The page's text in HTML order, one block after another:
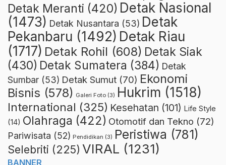
Detak Meranti (420) Detak Nasional
(1473) Detak Nusantara (53) Detak
Pekanbaru (1492) Detak Riau
(1717) Detak Rohil (608) Detak Siak
(430) Detak Sumatera (384) Detak
Sumbar (53) Detak Sumut (70) Ekonomi
Bisnis (578) Galeri Foto (3) Hukrim (1518)
International (325) Kesehatan (101) Life Style
(14) Olahraga (422) Otomotif dan Tekno (72)
Pariwisata (52) Pendidikan (3) Peristiwa (781)
Selebriti (225) VIRAL (1231)
BANNER